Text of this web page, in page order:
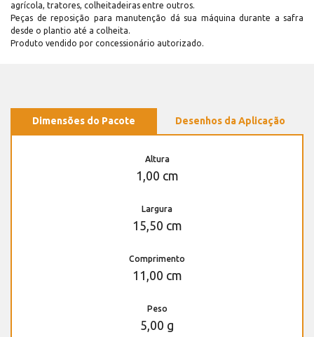
agrícola, tratores, colheitadeiras entre outros.
Peças de reposição para manutenção dá sua máquina durante a safra
desde o plantio até a colheita.
Produto vendido por concessionário autorizado.
Dimensões do Pacote Desenhos da Aplicação
Altura
1,00 cm
Largura
15,50 cm
Comprimento
11,00 cm
Peso
5,00 g